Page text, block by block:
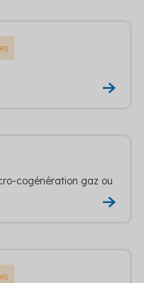
cogénération gaz ou